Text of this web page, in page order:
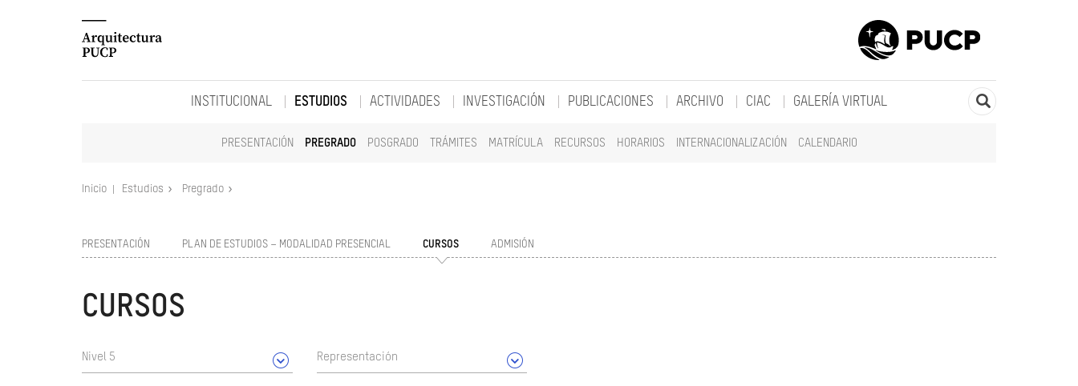
INSTITUCIONAL ESTUDIOS
PRESENTACIÓN PREGRADO POSGRADO TRÁMITES MATRÍCULA RECURSOS HORARIOS INTERNACIONALIZACIÓN CALENDARIO
ACTIVIDADES INVESTIGACIÓN PUBLICACIONES ARCHIVO CIAC GALERÍA VIRTUAL
Inicio Estudios Pregrado
PRESENTACIÓN PLAN DE ESTUDIOS – MODALIDAD PRESENCIAL CURSOS ADMISIÓN
CURSOS
Nivel 5 Representación